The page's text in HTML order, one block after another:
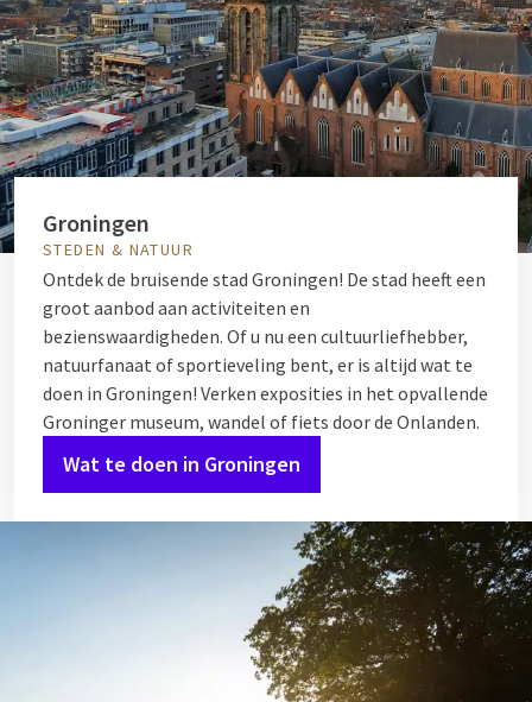
Groningen
STEDEN & NATUUR
Ontdek de bruisende stad Groningen! De stad heeft een
groot aanbod aan activiteiten en
bezienswaardigheden. Of u nu een cultuurliefhebber,
natuurfanaat of sportieveling bent, er is altijd wat te
doen in Groningen! Verken exposities in het opvallende
Groninger museum, wandel of fiets door de Onlanden.
Wat te doen in Groningen